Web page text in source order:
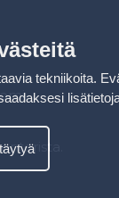
tekniikoita.